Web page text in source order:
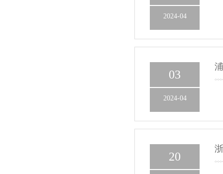
2024-04
03
2024-04
20